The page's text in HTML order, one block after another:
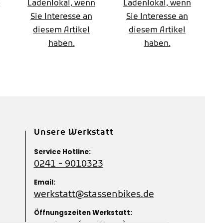
Gruppe,Mod.
2026
Ladenlokal, wenn
Sie Interesse an
diesem Artikel
haben.
fach
Gruppe,Mod.
2026
Ladenlokal, wenn
Sie Interesse an
diesem Artikel
haben.
Unsere Werkstatt
Service Hotline:
0241 - 9010323
Email:
werkstatt@stassenbikes.de
Öffnungszeiten Werkstatt: